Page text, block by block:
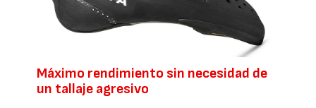
Máximo rendimiento sin necesidad de
un tallaje agresivo